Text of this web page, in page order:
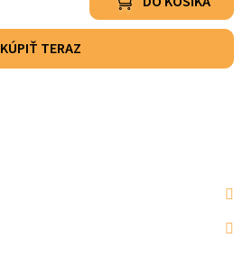
KÚPIŤ TERAZ